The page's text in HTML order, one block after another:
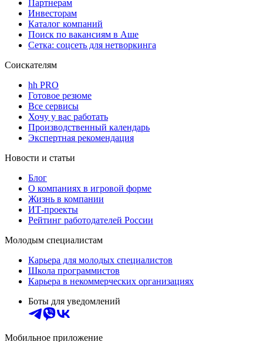
Партнерам
Инвесторам
Каталог компаний
Поиск по вакансиям в Аше
Сетка: соцсеть для нетворкинга
Соискателям
hh PRO
Готовое резюме
Все сервисы
Хочу у вас работать
Производственный календарь
Экспертная рекомендация
Новости и статьи
Блог
О компаниях в игровой форме
Жизнь в компании
ИТ-проекты
Рейтинг работодателей России
Молодым специалистам
Карьера для молодых специалистов
Школа программистов
Карьера в некоммерческих организациях
Боты для уведомлений
Мобильное приложение